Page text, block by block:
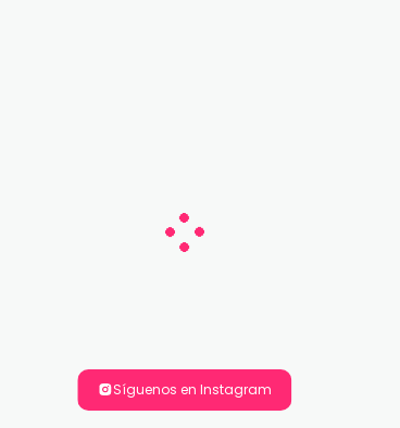
Síguenos en Instagram